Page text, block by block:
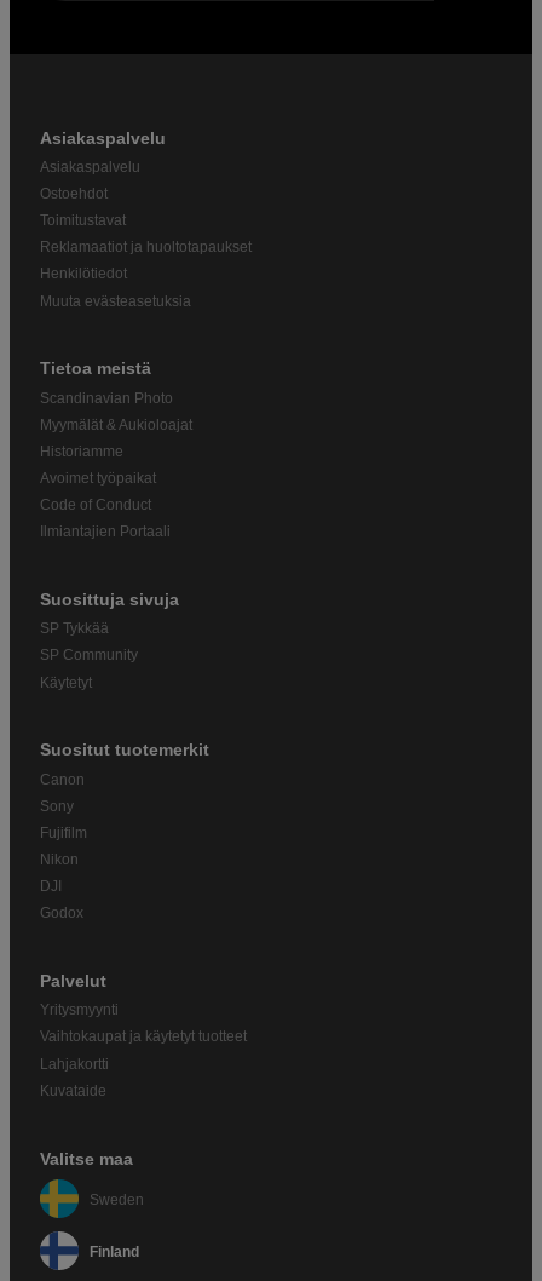
Asiakaspalvelu
Asiakaspalvelu
Ostoehdot
Toimitustavat
Reklamaatiot ja huoltotapaukset
Henkilötiedot
Muuta evästeasetuksia
Tietoa meistä
Scandinavian Photo
Myymälät & Aukioloajat
Historiamme
Avoimet työpaikat
Code of Conduct
Ilmiantajien Portaali
Suosittuja sivuja
SP Tykkää
SP Community
Käytetyt
Suositut tuotemerkit
Canon
Sony
Fujifilm
Nikon
DJI
Godox
Palvelut
Yritysmyynti
Vaihtokaupat ja käytetyt tuotteet
Lahjakortti
Kuvataide
Valitse maa
Sweden
Finland